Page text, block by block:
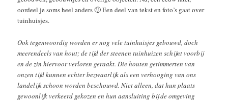
oordeel je soms heel anders 🙂 Een deel van tekst en foto’s gaat over
tuinhuisjes.
Ook tegenwoordig worden er nog vele tuinhuisjes gebouwd, doch
meerendeels van hout; de tijd der steenen tuinhuizen schijnt voorbij
en de zin hiervoor verloren geraakt. Die houten getimmerten van
onzen tijd kunnen echter bezwaarlijk als een verhooging van ons
landelijk schoon worden beschouwd. Niet alleen, dat hun plaats
gewoonlijk verkeerd gekozen en hun aansluiting bij de omgeving